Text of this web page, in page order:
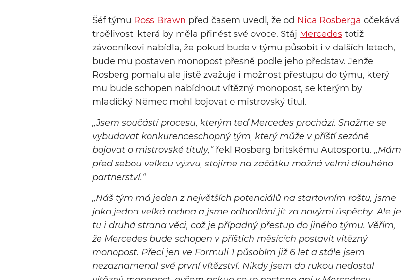
Šéf týmu Ross Brawn před časem uvedl, že od Nica Rosberga očekává
trpělivost, která by měla přinést své ovoce. Stáj Mercedes totiž
závodníkovi nabídla, že pokud bude v týmu působit i v dalších letech,
bude mu postaven monopost přesně podle jeho představ. Jenže
Rosberg pomalu ale jistě zvažuje i možnost přestupu do týmu, který
mu bude schopen nabídnout vítězný monopost, se kterým by
mladičký Němec mohl bojovat o mistrovský titul.
„Jsem součástí procesu, kterým teď Mercedes prochází. Snažme se
vybudovat konkurenceschopný tým, který může v příští sezóně
bojovat o mistrovské tituly,“řekl Rosberg britskému Autosportu. „Mám
před sebou velkou výzvu, stojíme na začátku možná velmi dlouhého
partnerství.“
„Náš tým má jeden z největších potenciálů na startovním roštu, jsme
jako jedna velká rodina a jsme odhodlání jít za novými úspěchy. Ale je
tu i druhá strana věci, což je případný přestup do jiného týmu. Věřím,
že Mercedes bude schopen v příštích měsících postavit vítězný
monopost. Přeci jen ve Formuli 1 působím již 6 let a stále jsem
nezaznamenal své první vítězství. Nikdy jsem do rukou nedostal